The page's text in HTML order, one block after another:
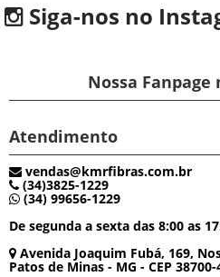
Siga-nos no
Nossa Fanpage
Atendimento
vendas@kmrfibras.com.br
(34)3825-1229
(34) 99656-1229
De segunda a sexta das 8:00 as
Avenida Joaquim Fubá, 169,
Patos de Minas - MG - CEP 38700-